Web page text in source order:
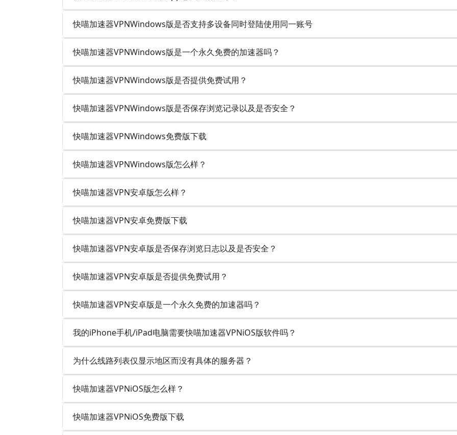
快喵加速器VPNWindows版是否支持多设备同时登陆使用同一账号
快喵加速器VPNWindows版是一个永久免费的加速器吗？
快喵加速器VPNWindows版是否提供免费试用？
快喵加速器VPNWindows版是否保存浏览记录以及是否安全？
快喵加速器VPNWindows免费版下载
快喵加速器VPNWindows版怎么样？
快喵加速器VPN安卓版怎么样？
快喵加速器VPN安卓免费版下载
快喵加速器VPN安卓版是否保存浏览日志以及是否安全？
快喵加速器VPN安卓版是否提供免费试用？
快喵加速器VPN安卓版是一个永久免费的加速器吗？
我的iPhone手机/iPad电脑需要快喵加速器VPNiOS版软件吗？
为什么线路列表仅显示地区而没有具体的服务器？
快喵加速器VPNiOS版怎么样？
快喵加速器VPNiOS免费版下载